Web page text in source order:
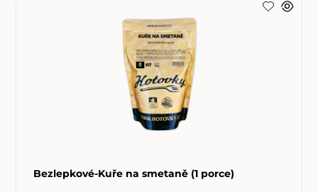
Bezlepkové-Kuře na smetaně (1 porce)